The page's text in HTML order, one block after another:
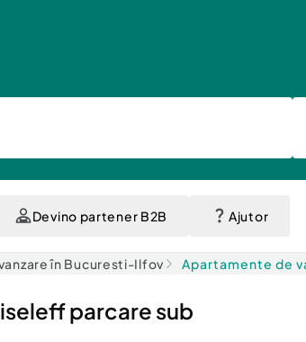
Devino partener B2B Ajutor
în Bucuresti-Ilfov Apartamente de
parcare sub